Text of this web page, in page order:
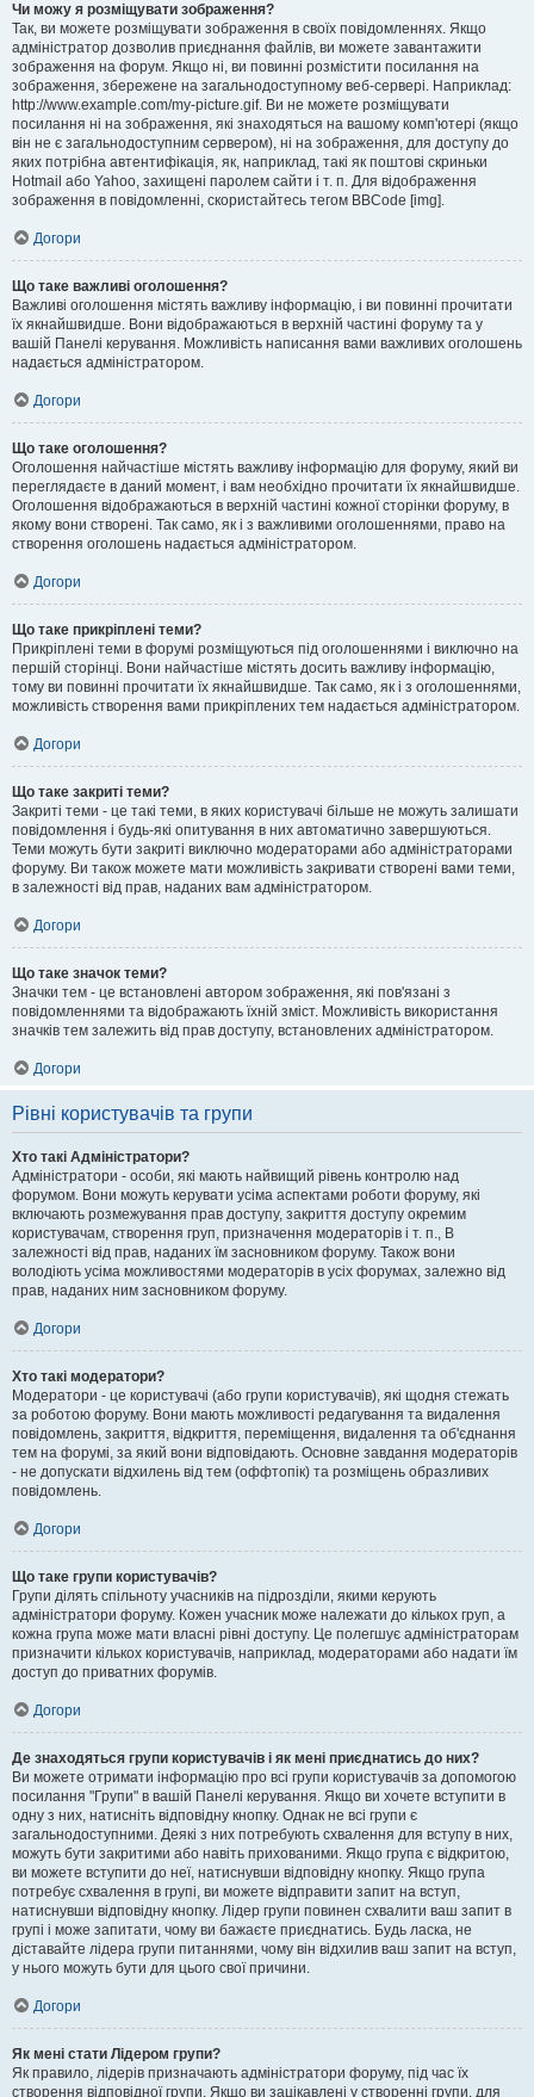
Чи можу я розміщувати зображення?
Так, ви можете розміщувати зображення в своїх повідомленнях. Якщо
адміністратор дозволив приєднання файлів, ви можете завантажити
зображення на форум. Якщо ні, ви повинні розмістити посилання на
зображення, збережене на загальнодоступному веб-сервері. Наприклад:
http://www.example.com/my-picture.gif. Ви не можете розміщувати
посилання ні на зображення, які знаходяться на вашому комп'ютері (якщо
він не є загальнодоступним сервером), ні на зображення, для доступу до
яких потрібна автентифікація, як, наприклад, такі як поштові скриньки
Hotmail або Yahoo, захищені паролем сайти і т. п. Для відображення
зображення в повідомленні, скористайтесь тегом BBCode [img].
Догори
Що таке важливі оголошення?
Важливі оголошення містять важливу інформацію, і ви повинні прочитати
їх якнайшвидше. Вони відображаються в верхній частині форуму та у
вашій Панелі керування. Можливість написання вами важливих оголошень
надається адміністратором.
Догори
Що таке оголошення?
Оголошення найчастіше містять важливу інформацію для форуму, який ви
переглядаєте в даний момент, і вам необхідно прочитати їх якнайшвидше.
Оголошення відображаються в верхній частині кожної сторінки форуму, в
якому вони створені. Так само, як і з важливими оголошеннями, право на
створення оголошень надається адміністратором.
Догори
Що таке прикріплені теми?
Прикріплені теми в форумі розміщуються під оголошеннями і виключно на
першій сторінці. Вони найчастіше містять досить важливу інформацію,
тому ви повинні прочитати їх якнайшвидше. Так само, як і з оголошеннями,
можливість створення вами прикріплених тем надається адміністратором.
Догори
Що таке закриті теми?
Закриті теми - це такі теми, в яких користувачі більше не можуть залишати
повідомлення і будь-які опитування в них автоматично завершуються.
Теми можуть бути закриті виключно модераторами або адміністраторами
форуму. Ви також можете мати можливість закривати створені вами теми,
в залежності від прав, наданих вам адміністратором.
Догори
Що таке значок теми?
Значки тем - це встановлені автором зображення, які пов'язані з
повідомленнями та відображають їхній зміст. Можливість використання
значків тем залежить від прав доступу, встановлених адміністратором.
Догори
Рівні користувачів та групи
Хто такі Адміністратори?
Адміністратори - особи, які мають найвищий рівень контролю над
форумом. Вони можуть керувати усіма аспектами роботи форуму, які
включають розмежування прав доступу, закриття доступу окремим
користувачам, створення груп, призначення модераторів і т. п., В
залежності від прав, наданих їм засновником форуму. Також вони
володіють усіма можливостями модераторів в усіх форумах, залежно від
прав, наданих ним засновником форуму.
Догори
Хто такі модератори?
Модератори - це користувачі (або групи користувачів), які щодня стежать
за роботою форуму. Вони мають можливості редагування та видалення
повідомлень, закриття, відкриття, переміщення, видалення та об'єднання
тем на форумі, за який вони відповідають. Основне завдання модераторів
- не допускати відхилень від тем (оффтопік) та розміщень образливих
повідомлень.
Догори
Що таке групи користувачів?
Групи ділять спільноту учасників на підрозділи, якими керують
адміністратори форуму. Кожен учасник може належати до кількох груп, а
кожна група може мати власні рівні доступу. Це полегшує адміністраторам
призначити кількох користувачів, наприклад, модераторами або надати їм
доступ до приватних форумів.
Догори
Де знаходяться групи користувачів і як мені приєднатись до них?
Ви можете отримати інформацію про всі групи користувачів за допомогою
посилання "Групи" в вашій Панелі керування. Якщо ви хочете вступити в
одну з них, натисніть відповідну кнопку. Однак не всі групи є
загальнодоступними. Деякі з них потребують схвалення для вступу в них,
можуть бути закритими або навіть прихованими. Якщо група є відкритою,
ви можете вступити до неї, натиснувши відповідну кнопку. Якщо група
потребує схвалення в групі, ви можете відправити запит на вступ,
натиснувши відповідну кнопку. Лідер групи повинен схвалити ваш запит в
групі і може запитати, чому ви бажаєте приєднатись. Будь ласка, не
діставайте лідера групи питаннями, чому він відхилив ваш запит на вступ,
у нього можуть бути для цього свої причини.
Догори
Як мені стати Лідером групи?
Як правило, лідерів призначають адміністратори форуму, під час їх
створення відповідної групи. Якщо ви зацікавлені у створенні групи, для